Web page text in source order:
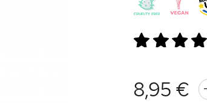
8,95 €